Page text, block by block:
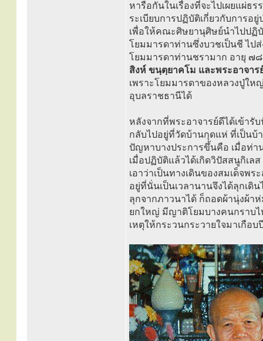
หารือกันในเรื่องที่จะไปเผยแผ่ธ
ระเบียบการปฏิบัติเกี่ยวกับการอ
เพื่อให้คณะศิษยานุศิษย์นำไปปฏิ
โยมมารดาท่านซึ่งบวชเป็นชี ไป
โยมมารดาท่านชรามาก อายุ ๗
สิงห์ ขนฺตฺยาคโม และพระอาจา
เพราะโยมมารดาของหลวงปู่ให
อุบลราชธานีได้
หลังจากที่พระอาจารย์ดีได้เข้า
กลับไปอยู่ที่วัดบ้านกุดแห่ ที่เป็นบ้
ปัญหาบางประการขึ้นคือ เมื่อท่
เมื่อปฏิบัติแล้วได้เกิดวิปัสสนูกิเล
เอาว่าเป็นทางเดินของสมเด็จพ
อยู่ที่นั่นเป็นเวลานานจึงได้ลุกเดิ
ลุกจากภาวนาได้ ก็ถอดผ้านุ่งผ้า
ยกใหญ่ มีญาติโยมบางคนกราบไ
เหตุให้กระวนกระวายใจมาเกือบ